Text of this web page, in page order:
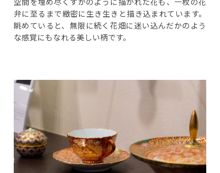
弁に至るまで緻密に生き生きと描き込まれています。
眺めていると、無限に続く花畑に迷い込んだかのよう
な感覚にもなれる美しい柄です。